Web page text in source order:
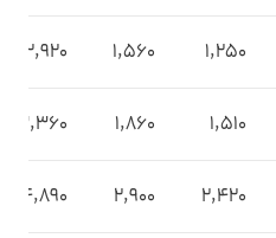
1,250
1,560
2,920
1,510
1,860
3,360
2,420
2,900
4,890